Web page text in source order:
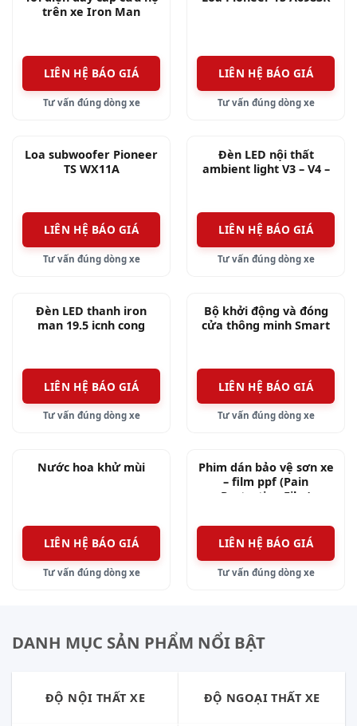
trên xe Iron Man
LIÊN HỆ BÁO GIÁ
Tư vấn đúng dòng xe
LIÊN HỆ BÁO GIÁ
Tư vấn đúng dòng xe
Loa subwoofer Pioneer
TS WX11A
LIÊN HỆ BÁO GIÁ
Tư vấn đúng dòng xe
Đèn LED nội thất
ambient light V3 – V4 –
LIÊN HỆ BÁO GIÁ
Tư vấn đúng dòng xe
Đèn LED thanh iron
man 19.5 icnh cong
LIÊN HỆ BÁO GIÁ
Tư vấn đúng dòng xe
Bộ khởi động và đóng
cửa thông minh Smart
LIÊN HỆ BÁO GIÁ
Tư vấn đúng dòng xe
Nước hoa khử mùi
LIÊN HỆ BÁO GIÁ
Tư vấn đúng dòng xe
Phim dán bảo vệ sơn xe
– film ppf (Pain
Protection Film)
LIÊN HỆ BÁO GIÁ
Tư vấn đúng dòng xe
DANH MỤC SẢN PHẨM NỔI BẬT
ĐỘ NỘI THẤT XE ĐỘ NGOẠI THẤT XE